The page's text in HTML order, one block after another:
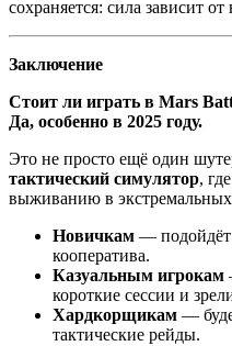
сохраняется: сила зависит
Заключение
Стоит ли играть в Mars
Да, особенно в 2025 году.
Это не просто ещё один
тактический симулятор,
выживанию в экстремальных
Новичкам — подойдёт
кооператива.
Казуальным игрокам
короткие сессии и
Хардкорщикам —
тактические рейды.